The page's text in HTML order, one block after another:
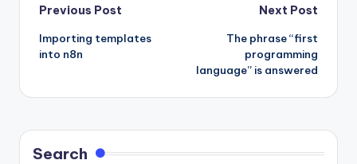
Post
navigation
Previous Post
Importing templates
into n8n
Next Post
The phrase “first
programming
language” is answered
Search